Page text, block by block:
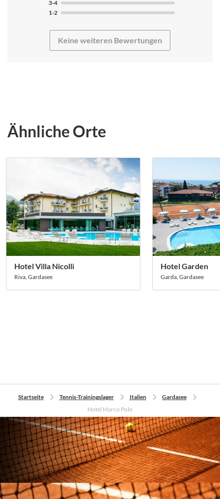
Zum Ende unseres Trainingslager waren die Plätze dann
etwas besser, was allerdings daran lag, daß wir uns
im Vorfeld reservierten Zeiten zur Verfügung. Den
belastet. Ansonsten hatten wir ein paar schöne Tage in
<i>Anmerkung tennistrainingslager.com: Es tut uns sehr
leid, dass Ihr Trainingslager aufgrund der schlechten
Platzverhältnisse nicht gut gelungen ist. Die
Problematik war, dass die Verantwortlichen vor Ort erst
wenige Tage vor Ihrer Ankunft mit der Vorbereitung der
Tennisplätze begonnen haben und nicht fertig geworden
sind. Selbstverständlich ist das keine Entschuldigung,
3-4
1-2
Keine weiteren Bewertungen
Ähnliche Orte
Hotel Villa Nicolli
Riva, Gardasee
Hotel Garden
Garda, Gardasee
Startseite Tennis-Trainingslager Italien
Gardasee
Hotel Marco Polo